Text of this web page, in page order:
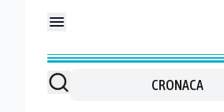
CRONACA